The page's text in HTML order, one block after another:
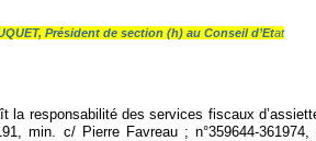
Président de section (h) au Conseil d’Etat
responsabilité des services fiscaux
min. c/ Pierre Favreau ; n°359644-